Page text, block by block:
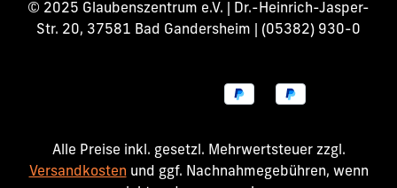
© 2025 Glaubenszentrum e.V. | Dr.-Heinrich-Jasper-
Str. 20, 37581 Bad Gandersheim | (05382) 930-0
Alle Preise inkl. gesetzl. Mehrwertsteuer zzgl.
Versandkosten und ggf. Nachnahmegebühren, wenn